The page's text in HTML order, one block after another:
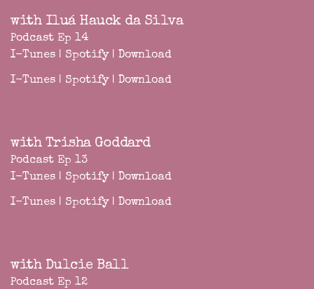
with Iluá Hauck da Silva
Podcast Ep 14
I-Tunes | Spotify| Download
I-Tunes | Spotify| Download
with Trisha Goddard
Podcast Ep 13
I-Tunes | Spotify| Download
I-Tunes | Spotify| Download
with Dulcie Ball
Podcast Ep 12